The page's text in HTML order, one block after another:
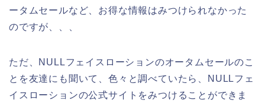
ータムセールなど、お得な情報はみつけられなかった
のですが、、、
ただ、NULLフェイスローションのオータムセールのこ
とを友達にも聞いて、色々と調べていたら、NULLフェ
イスローションの公式サイトをみつけることができま